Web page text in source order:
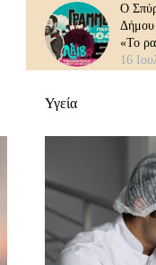
Ο
Δήμου
«Το
16
Υγεία